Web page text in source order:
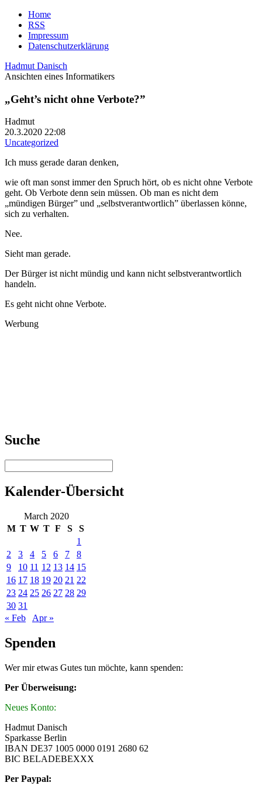
Home
RSS
Impressum
Datenschutzerklärung
Hadmut Danisch
Ansichten eines Informatikers
„Geht’s nicht ohne Verbote?”
Hadmut
20.3.2020 22:08
Uncategorized
Ich muss gerade daran denken,
wie oft man sonst immer den Spruch hört, ob es nicht ohne Verbote
geht. Ob Verbote denn sein müssen. Ob man es nicht dem
„mündigen Bürger” und „selbstverantwortlich” überlassen könne,
sich zu verhalten.
Nee.
Sieht man gerade.
Der Bürger ist nicht mündig und kann nicht selbstverantwortlich
handeln.
Es geht nicht ohne Verbote.
Werbung
Suche
Kalender-Übersicht
March 2020
M T W T F S
S
1
2
3 4 5 6 7
8
9
10 11 12 13 14 15
16 17 18 19 20 21 22
23 24 25 26 27 28 29
30 31
« Feb
Apr »
Spenden
Wer mir etwas Gutes tun möchte, kann spenden:
Per Überweisung:
Neues Konto:
Hadmut Danisch
Sparkasse Berlin
IBAN DE37 1005 0000 0191 2680 62
BIC BELADEBEXXX
Per Paypal: